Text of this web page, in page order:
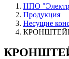
НПО
Продукция
Несущие